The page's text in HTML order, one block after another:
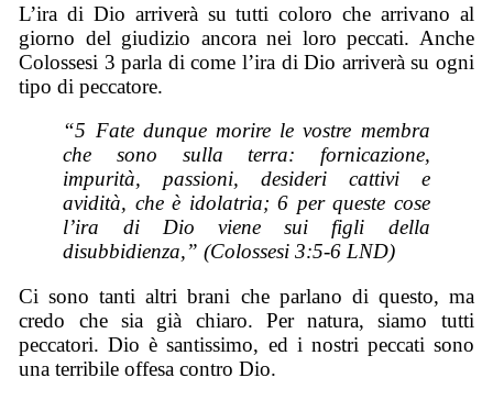
L’ira di Dio arriverà su tutti coloro che arrivano al
giorno del giudizio ancora nei loro peccati. Anche
Colossesi 3 parla di come l’ira di Dio arriverà su ogni
tipo di peccatore.
“5 Fate dunque morire le vostre membra
che sono sulla terra: fornicazione,
impurità, passioni, desideri cattivi e
avidità, che è idolatria; 6 per queste cose
l’ira di Dio viene sui figli della
disubbidienza,” (Colossesi 3:5-6 LND)
Ci sono tanti altri brani che parlano di questo, ma
credo che sia già chiaro. Per natura, siamo tutti
peccatori. Dio è santissimo, ed i nostri peccati sono
una terribile offesa contro Dio.